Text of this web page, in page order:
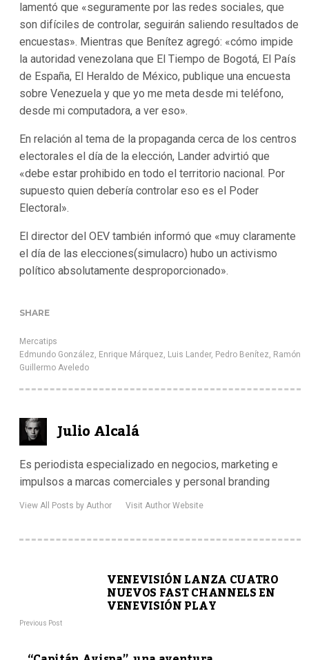
lamentó que «seguramente por las redes sociales, que
son difíciles de controlar, seguirán saliendo resultados de
encuestas». Mientras que Benítez agregó: «cómo impide
la autoridad venezolana que El Tiempo de Bogotá, El País
de España, El Heraldo de México, publique una encuesta
sobre Venezuela y que yo me meta desde mi teléfono,
desde mi computadora, a ver eso».
En relación al tema de la propaganda cerca de los centros
electorales el día de la elección, Lander advirtió que
«debe estar prohibido en todo el territorio nacional. Por
supuesto quien debería controlar eso es el Poder
Electoral».
El director del OEV también informó que «muy claramente
el día de las elecciones(simulacro) hubo un activismo
político absolutamente desproporcionado».
SHARE
Mercatips
Edmundo González, Enrique Márquez, Luis Lander, Pedro Benítez, Ramón
Guillermo Aveledo
Julio Alcalá
Es periodista especializado en negocios, marketing e
impulsos a marcas comerciales y personal branding
View All Posts by Author Visit Author Website
VENEVISIÓN LANZA CUATRO
NUEVOS FAST CHANNELS EN
VENEVISIÓN PLAY
Previous Post